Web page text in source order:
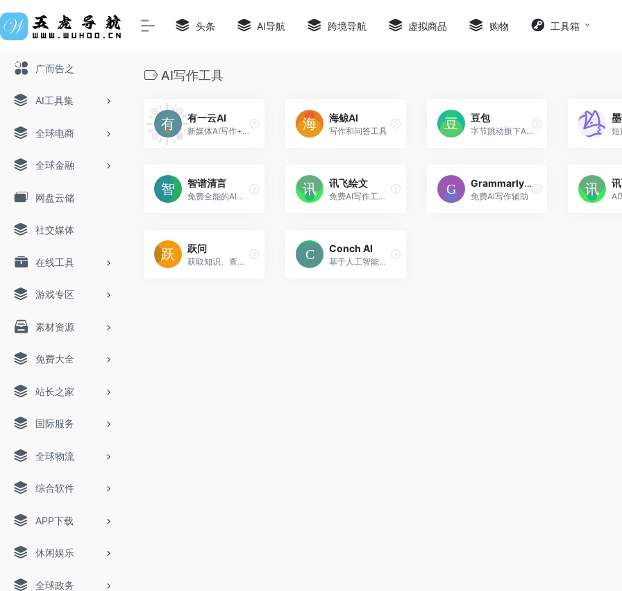
广而告之
AI工具集
全球电商
全球金融
网盘云储
社交媒体
在线工具
游戏专区
素材资源
免费大全
站长之家
国际服务
全球物流
综合软件
APP下载
休闲娱乐
全球政务
头条 AI导航 跨境导航 虚拟商品 购物 工具箱
AI写作工具
有一云AI
新媒体AI写作+自动配图+智能排版
海鲸AI
写作和问答工具
豆包
字节跳动旗下AI智能助手
智谱清言
免费全能的AI助手，支持AI绘画、视频生成
讯飞绘文
免费AI写作工具，5分钟生成一篇原创稿！
Grammarly（国际）
免费AI写作辅助
跃问
获取知识、查询信息、学习语言、创意写作、编写代码
Conch AI
基于人工智能的写作和研究助手